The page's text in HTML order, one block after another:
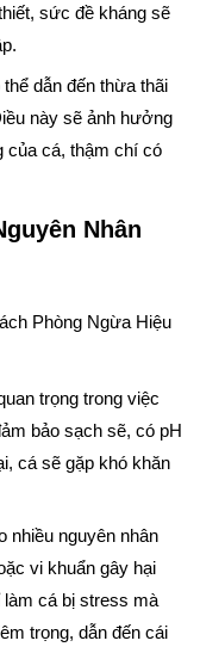
sức đề kháng sẽ
dẫn đến thừa thãi
này sẽ ảnh hưởng
của cá, thậm chí có
Nhân
trọng trong việc
bảo sạch sẽ, có pH
cá sẽ gặp khó khăn
nhiều nguyên nhân
vi khuẩn gây hại
cá bị stress mà
trọng, dẫn đến cái